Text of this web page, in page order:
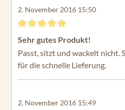
2. November 2016 15:50
Bewertung mit 5 von 5 Sternen
Sehr gutes Produkt!
Passt, sitzt und wackelt nicht.
für die schnelle Lieferung.
2. November 2016 15:49